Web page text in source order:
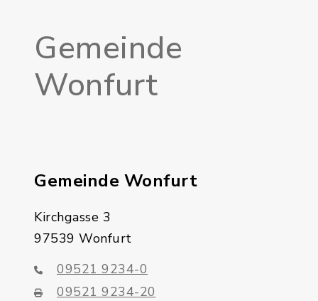
Gemeinde
Wonfurt
Gemeinde Wonfurt
Kirchgasse 3
97539 Wonfurt
09521 9234-0
09521 9234-20